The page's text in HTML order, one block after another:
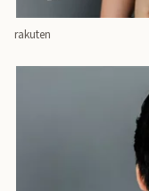
rakuten